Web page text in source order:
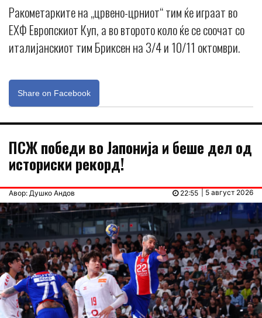
Ракометарките на „црвено-црниот“ тим ќе играат во
ЕХФ Европскиот Куп, а во второто коло ќе се соочат со
италијанскиот тим Бриксен на 3/4 и 10/11 октомври.
Share on Facebook
ПСЖ победи во Јапонија и беше дел од
историски рекорд!
Авор: Душко Андов | 5 август 2026
22:55